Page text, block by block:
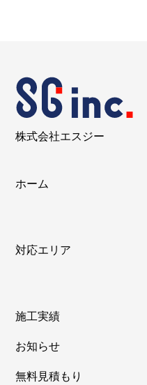
株式会社エスジー
ホーム
対応エリア
施工実績
お知らせ
無料見積もり